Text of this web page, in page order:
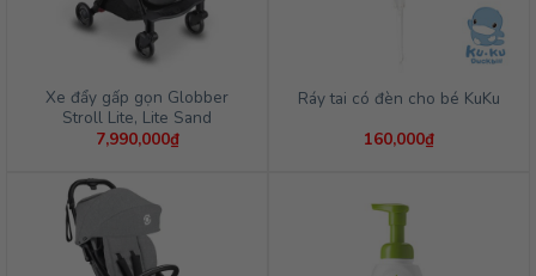
Xe đẩy gấp gọn Globber
Stroll Lite, Lite Sand
7,990,000₫
Ráy tai có đèn cho bé KuKu
160,000₫